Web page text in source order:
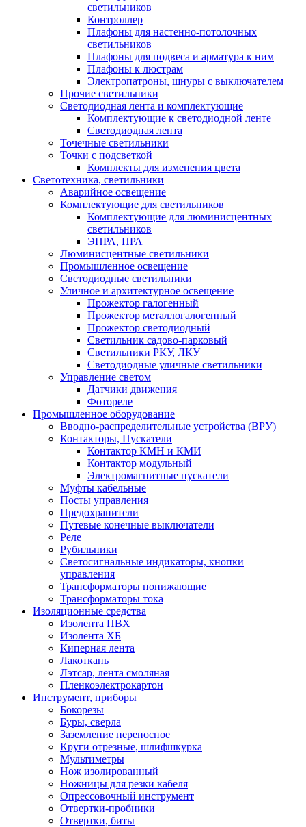
светильников
Контроллер
Плафоны для настенно-потолочных
светильников
Плафоны для подвеса и арматура к ним
Плафоны к люстрам
Электропатроны, шнуры с выключателем
Прочие светильники
Светодиодная лента и комплектующие
Комплектующие к светодиодной ленте
Светодиодная лента
Точечные светильники
Точки с подсветкой
Комплекты для изменения цвета
Светотехника, светильники
Аварийное освещение
Комплектующие для светильников
Комплектующие для люминисцентных
светильников
ЭПРА, ПРА
Люминисцентные светильники
Промышленное освещение
Светодиодные светильники
Уличное и архитектурное освещение
Прожектор галогенный
Прожектор металлогалогенный
Прожектор светодиодный
Светильник садово-парковый
Светильники РКУ, ЛКУ
Светодиодные уличные светильники
Управление светом
Датчики движения
Фотореле
Промышленное оборудование
Вводно-распределительные устройства (ВРУ)
Контакторы, Пускатели
Контактор КМН и КМИ
Контактор модульный
Электромагнитные пускатели
Муфты кабельные
Посты управления
Предохранители
Путевые конечные выключатели
Реле
Рубильники
Светосигнальные индикаторы, кнопки
управления
Трансформаторы понижающие
Трансформаторы тока
Изоляционные средства
Изолента ПВХ
Изолента ХБ
Киперная лента
Лакоткань
Лэтсар, лента смоляная
Пленкоэлектрокартон
Инструмент, приборы
Бокорезы
Буры, сверла
Заземление переносное
Круги отрезные, шлифшкурка
Мультиметры
Нож изолированный
Ножницы для резки кабеля
Опрессовочный инструмент
Отвертки-пробники
Отвертки, биты